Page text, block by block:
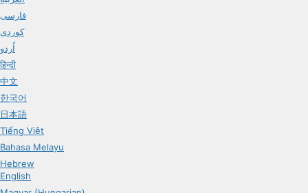
فارسی
کوردی
اُردو
हिन्दी
中文
한국어
日本語
Tiếng Việt
Bahasa Melayu
Hebrew
English